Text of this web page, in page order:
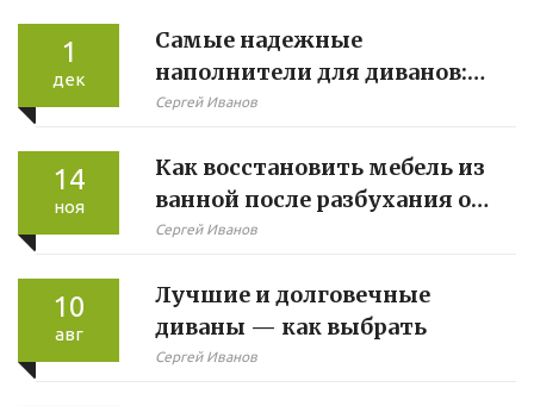
1
дек
Самые надежные
наполнители для диванов:
что выбрать для комфорта
Сергей Иванов
14
ноя
Как восстановить мебель из
ванной после разбухания от
воды
Сергей Иванов
10
авг
Лучшие и долговечные
диваны — как выбрать
Сергей Иванов